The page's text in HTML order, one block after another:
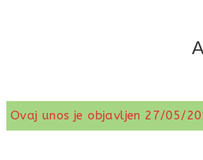
Ovaj unos je objavljen 27/05/